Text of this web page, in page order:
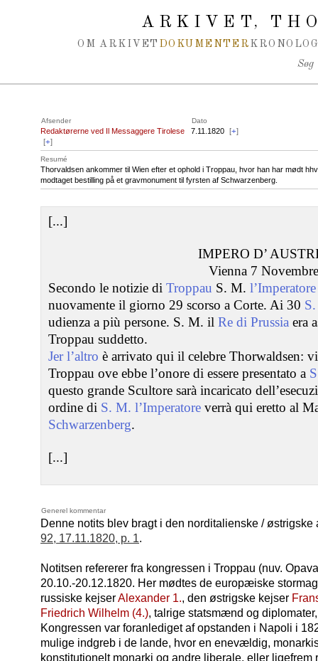
ARKIVET,
OM ARKIVET DOKUMENTER
Søg
Afsender Dato
Redaktørerne ved Il Messaggere Tirolese
[+]
7.11.1820 [+]
Resumé
Thorvaldsen ankommer til Wien efter et ophold i Troppau, hvor han har mødt
modtaget bestilling på et gravmonument til fyrsten af Schwarzenberg.
[...]
IMPERO D’
Vienna 7
Secondo le notizie di Troppau S. M.
nuovamente il giorno 29 scorso a Corte. Ai 30
udienza a più persone. S. M. il Re di Prussia era
Troppau suddetto.
Jer l’altro è arrivato qui il celebre Thorwaldsen:
Troppau ove ebbe l’onore di essere presentato a
questo grande Scultore sarà incaricato
ordine di S. M. l’Imperatore verrà qui eretto al
Schwarzenberg.
[...]
Generel kommentar
Denne notits blev bragt i den norditalienske /
92, 17.11.1820, p. 1.
Notitsen refererer fra kongressen i Troppau (nuv.
20.10.-20.12.1820. Her mødtes de europæiske
russiske kejserAlexander 1., den østrigske kejser
Friedrich Wilhelm (4.), talrige statsmænd og
Kongressen var foranlediget af opstanden i Napoli i
mulige indgreb i de lande, hvor en enevældig,
konstitutionelt monarki og andre liberale, eller ligefrem